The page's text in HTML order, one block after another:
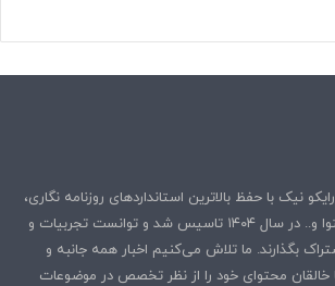
نیک با حفظ بالاترین استانداردهای روزنامه نگاری،
تعهد اخلاقی، تولید محتوا و.. در سال ۱۴۰۴ تاسیس شد و توانست تجربیات و
بگذارند. ما تلاش می‌کنیم اخبار همه جانبه و
خالقان محتوای خود را از نظر تخصص در موضوعات